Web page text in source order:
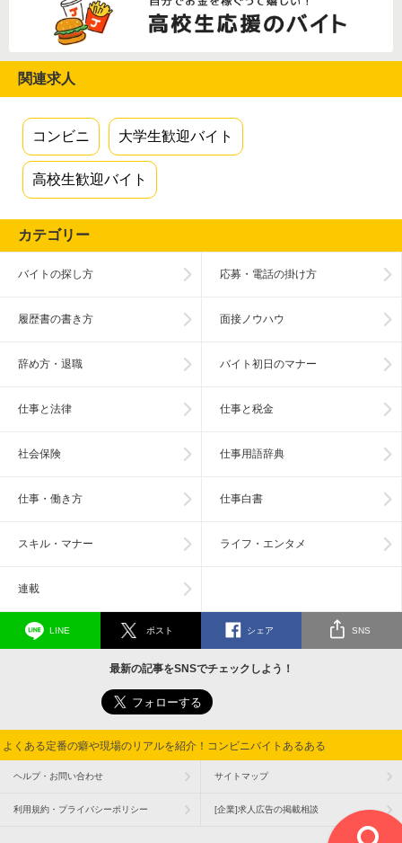
関連求人
コンビニ 大学生歓迎バイト
高校生歓迎バイト
カテゴリー
バイトの探し方 応募・電話の掛け方
履歴書の書き方 面接ノウハウ
辞め方・退職 バイト初日のマナー
仕事と法律 仕事と税金
社会保険 仕事用語辞典
仕事・働き方 仕事白書
スキル・マナー ライフ・エンタメ
連載
LINE ポスト シェア SNS
最新の記事をSNSでチェックしよう！
よくある定番の癖や現場のリアルを紹介！コンビニバイトあるある
ヘルプ・お問い合わせ サイトマップ
利用規約・プライバシーポリシー [企業]求人広告の掲載相談